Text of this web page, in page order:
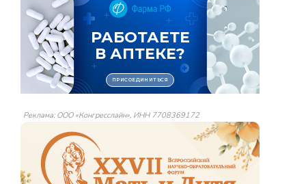
Реклама: ООО «Конгресслайн», ИНН 7708369172